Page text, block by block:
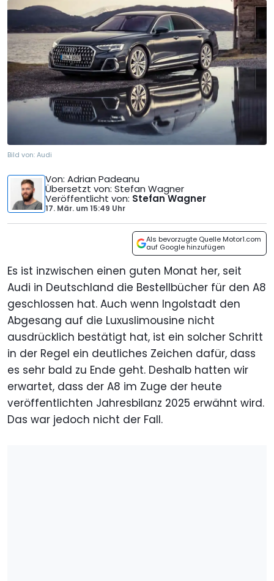
Bild von:Audi
Von: Adrian Padeanu
Übersetzt von: Stefan Wagner
Veröffentlicht von: Stefan Wagner
17. Mär. um15:49 Uhr
Als bevorzugte Quelle Motor1.com
auf Google hinzufügen
Es ist inzwischen einen guten Monat her, seit
Audi in Deutschland die Bestellbücher für den A8
geschlossen hat. Auch wenn Ingolstadt den
Abgesang auf die Luxuslimousine nicht
ausdrücklich bestätigt hat, ist ein solcher Schritt
in der Regel ein deutliches Zeichen dafür, dass
es sehr bald zu Ende geht. Deshalb hatten wir
erwartet, dass der A8 im Zuge der heute
veröffentlichten Jahresbilanz 2025 erwähnt wird.
Das war jedoch nicht der Fall.